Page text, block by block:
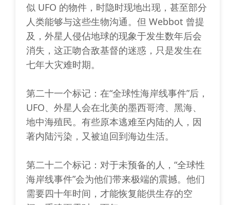
似 UFO 的物件，时隐时现地出现，甚至部分
人类能够与这些生物沟通。但 Webbot 曾提
及，外星人侵佔地球的现象于发生数年后会
消失，这正吻合敌基督的迷惑，只是发生在
七年大灾难时期。
第二十一个标记：在“全球性海岸线事件”后，
UFO、外星人会在北美的墨西哥湾、黑海、
地中海殖民。有些原本逃难至内陆的人，因
著内陆污染，又被迫回到海边生活。
第二十二个标记：对于未预备的人，“全球性
海岸线事件”会为他们带来极端的震撼。他们
需要四十年时间，才能恢复能供生存的空